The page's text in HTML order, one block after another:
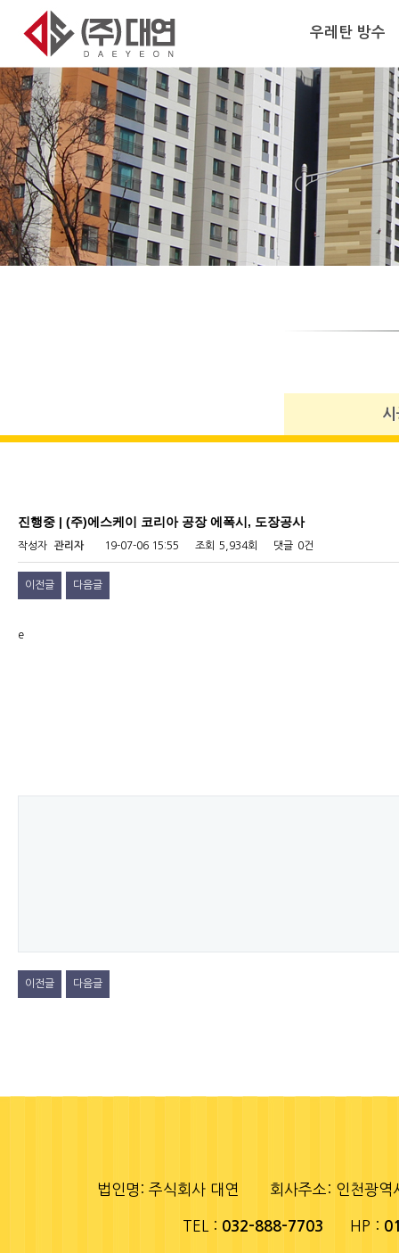
우레탄 방수
진행중 | (주)에스케이 코리아 공장 에폭시, 도장공사
작성자 관리자 19-07-06 15:55 조회 5,934회 댓글 0건
이전글 다음글
e
이전글 다음글
법인명: 주식회사 대연 회사주소: 인천광
TEL : 032-888-7703 HP :